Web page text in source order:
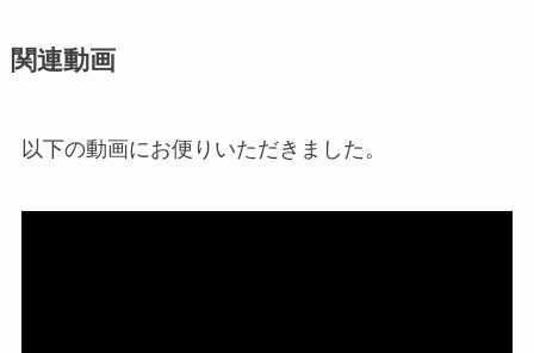
関連動画
以下の動画にお便りいただきました。